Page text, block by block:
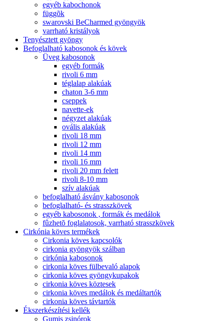
egyéb kabochonok
függõk
swarovski BeCharmed gyöngyök
varrható kristályok
Tenyésztett gyöngy
Befoglalható kabosonok és kövek
Üveg kabosonok
egyéb formák
rivoli 6 mm
téglalap alakúak
chaton 3-6 mm
cseppek
navette-ek
négyzet alakúak
ovális alakúak
rivoli 18 mm
rivoli 12 mm
rivoli 14 mm
rivoli 16 mm
rivoli 20 mm felett
rivoli 8-10 mm
szív alakúak
befoglalható ásvány kabosonok
befoglalható- és strasszkövek
egyéb kabosonok , formák és medálok
fûzhetõ foglalatosok, varrható strasszkövek
Cirkónia köves termékek
Cirkonia köves kapcsolók
cirkonia gyöngyök szálban
cirkónia kabosonok
cirkonia köves fülbevaló alapok
cirkonia köves gyöngykupakok
cirkonia köves köztesek
cirkonia köves medálok és medáltartók
cirkonia köves távtartók
Ékszerkészítési kellék
Gumis zsinórok